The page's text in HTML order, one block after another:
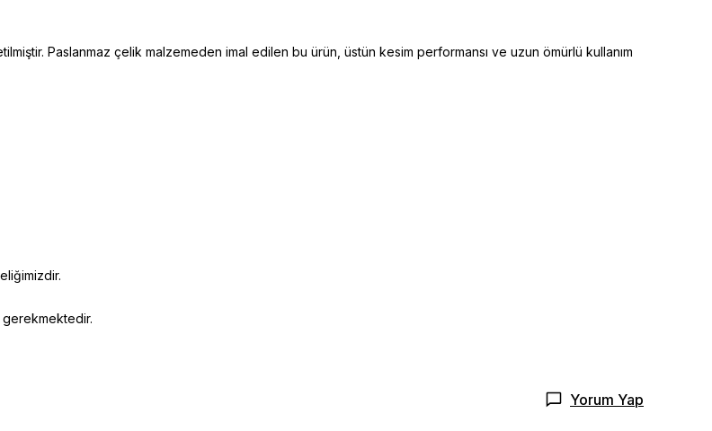
Paslanmaz çelik malzemeden imal edilen bu ürün, üstün kesim performansı ve uzun ömürlü kullanım
gerekmektedir.
Yorum Yap